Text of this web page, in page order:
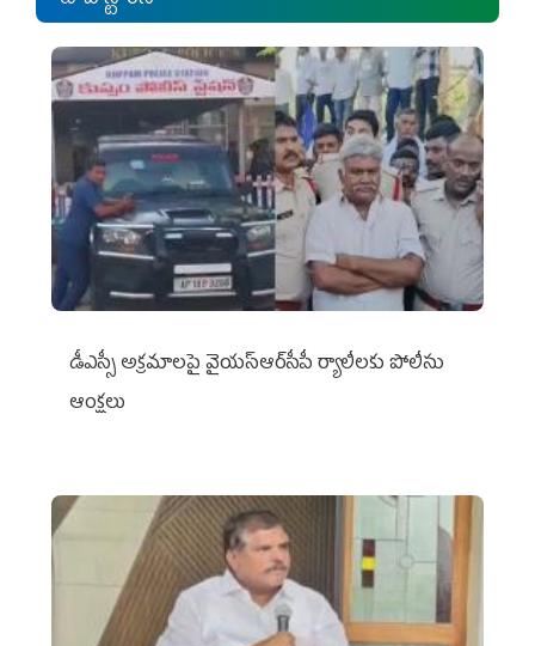
డీఎస్సీ అక్రమాలపై వైయ‌స్ఆర్‌సీపీ ర్యాలీలకు పోలీసు
ఆంక్షలు